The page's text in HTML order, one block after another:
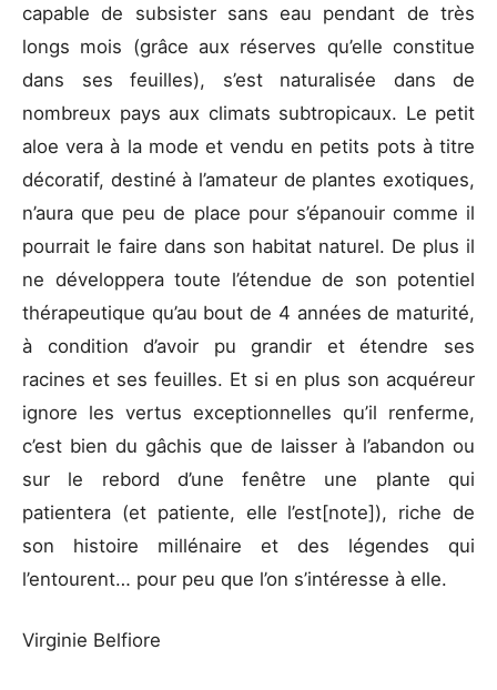
capable de subsister sans eau pendant de très
longs mois (grâce aux réserves qu’elle constitue
dans ses feuilles), s’est naturalisée dans de
nombreux pays aux climats subtropicaux. Le petit
aloe vera à la mode et vendu en petits pots à titre
décoratif, destiné à l’amateur de plantes exotiques,
n’aura que peu de place pour s’épanouir comme il
pourrait le faire dans son habitat naturel. De plus il
ne développera toute l’étendue de son potentiel
thérapeutique qu’au bout de 4 années de maturité,
à condition d’avoir pu grandir et étendre ses
racines et ses feuilles. Et si en plus son acquéreur
ignore les vertus exceptionnelles qu’il renferme,
c’est bien du gâchis que de laisser à l’abandon ou
sur le rebord d’une fenêtre une plante qui
patientera (et patiente, elle l’est[note]), riche de
son histoire millénaire et des légendes qui
l’entourent… pour peu que l’on s’intéresse à elle.
Virginie Belfiore